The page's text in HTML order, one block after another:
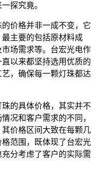
探究竟。
价格并非一成不变，它
主要的包括原材料成
场需求等。台宏光电作
以来都坚持选用优质的
，确保每一颗灯珠都达
的具体价格，其实并不
况和客户需求的不同，
价格区间大致在每颗几
范围，既体现了台宏光
分考虑了客户的实际需